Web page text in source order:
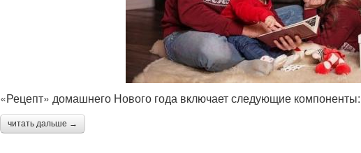
«Рецепт» домашнего Нового года включает следующие компоненты:
читать дальше →